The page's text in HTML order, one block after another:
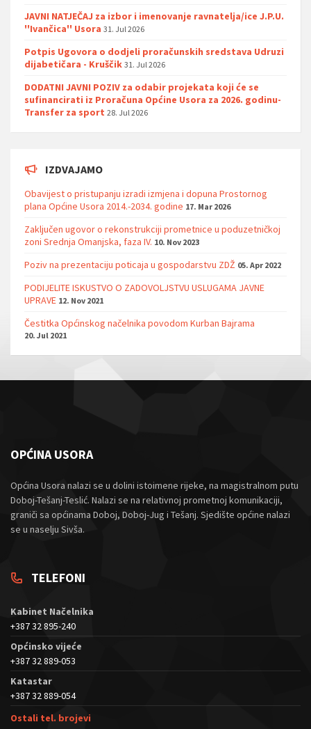
JAVNI NATJEČAJ za izbor i imenovanje ravnatelja/ice J.P.U.
''Ivančica'' Usora 31. Jul 2026
Potpis Ugovora o dodjeli proračunskih sredstava Udruzi
dijabetičara - Kruščik 31. Jul 2026
DODATNI JAVNI POZIV za odabir projekata koji će se
sufinancirati iz Proračuna Općine Usora za 2026. godinu-
Transfer za sport 28. Jul 2026
IZDVAJAMO
Obavijest o pristupanju izradi izmjena i dopuna Prostornog
plana Općine Usora 2014.-2034. godine 17. Mar 2026
Zaključen ugovor o rekonstrukciji prometnice u poduzetničkoj
zoni Srednja Omanjska, faza IV. 10. Nov 2023
Poziv na prezentaciju poticaja u gospodarstvu ZDŽ 05. Apr 2022
PODIJELITE ISKUSTVO O ZADOVOLJSTVU USLUGAMA JAVNE
UPRAVE 12. Nov 2021
Čestitka Općinskog načelnika povodom Kurban Bajrama
20. Jul 2021
OPĆINA USORA
Općina Usora nalazi se u dolini istoimene rijeke, na magistralnom putu
Doboj-Tešanj-Teslić. Nalazi se na relativnoj prometnoj komunikaciji,
graniči sa općinama Doboj, Doboj-Jug i Tešanj. Sjedište općine nalazi
se u naselju Sivša.
TELEFONI
Kabinet Načelnika
+387 32 895-240
Općinsko vijeće
+387 32 889-053
Katastar
+387 32 889-054
Ostali tel. brojevi